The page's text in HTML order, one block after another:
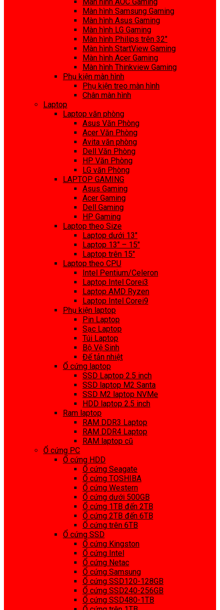
Màn hình Samsung Gaming
Màn hình Asus Gaming
Màn hình LG Gaming
Màn hình Philips trên 32″
Màn hình StartView Gaming
Màn hình Acer Gaming
Màn hình Thinkview Gaming
Phụ kiện màn hình
Phụ kiện treo màn hình
Chân màn hình
Laptop
Laptop văn phòng
Asus Văn Phòng
Acer Văn Phòng
Avita văn phòng
Dell Văn Phòng
HP Văn Phòng
LG văn Phòng
LAPTOP GAMING
Asus Gaming
Acer Gaming
Dell Gaming
HP Gaming
Laptop theo Size
Laptop dưới 13″
Laptop 13″ – 15″
Laptop trên 15″
Laptop theo CPU
Intel Pentium/Celeron
Laptop Intel Corei3
Laptop AMD Ryzen
Laptop Intel Corei9
Phụ kiện laptop
Pin Laptop
Sạc Laptop
Túi Laptop
Bộ Vệ Sinh
Đế tản nhiệt
Ổ cứng laptop
SSD Laptop 2.5 inch
SSD laptop M2 Santa
SSD M2 laptop NVMe
HDD laptop 2.5 inch
Ram laptop
RAM DDR3 Laptop
RAM DDR4 Laptop
RAM laptop cũ
Ổ cứng PC
Ổ cứng HDD
Ổ cứng Seagate
Ổ cứng TOSHIBA
Ổ cứng Western
Ổ cứng dưới 500GB
Ổ cứng 1TB đến 2TB
Ổ cứng 2TB đến 6TB
Ổ cứng trên 6TB
Ổ cứng SSD
Ổ cứng Kingston
Ổ cứng Intel
Ổ cứng Netac
Ổ cứng Samsung
Ổ cứng SSD120-128GB
Ổ cứng SSD240-256GB
Ổ cứng SSD480-1TB